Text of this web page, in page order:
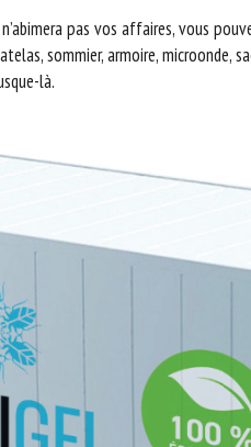
pas vos affaires, vous
sommier, armoire,
là.